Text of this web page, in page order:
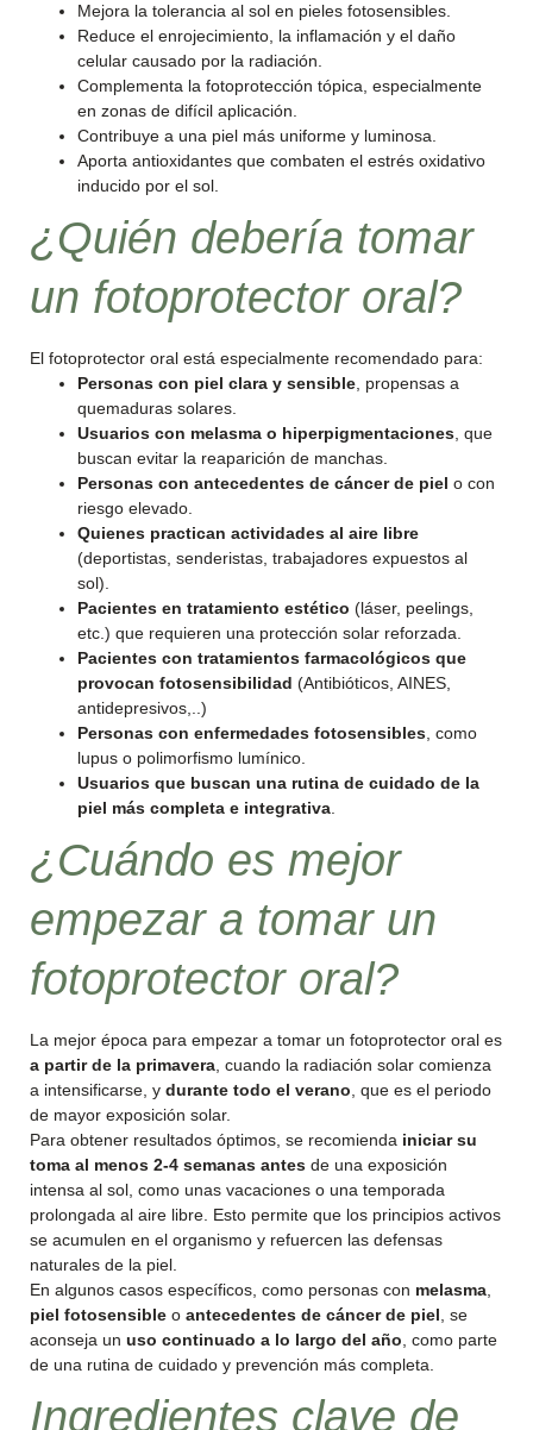
Mejora la tolerancia al sol en pieles fotosensibles.
Reduce el enrojecimiento, la inflamación y el daño
celular causado por la radiación.
Complementa la fotoprotección tópica, especialmente
en zonas de difícil aplicación.
Contribuye a una piel más uniforme y luminosa.
Aporta antioxidantes que combaten el estrés oxidativo
inducido por el sol.
¿Quién debería tomar
un fotoprotector oral?
El fotoprotector oral está especialmente recomendado para:
Personas con piel clara y sensible , propensas a
quemaduras solares.
Usuarios con melasma o hiperpigmentaciones , que
buscan evitar la reaparición de manchas.
Personas con antecedentes de cáncer de piel o con
riesgo elevado.
Quienes practican actividades al aire libre
(deportistas, senderistas, trabajadores expuestos al
sol).
Pacientes en tratamiento estético (láser, peelings,
etc.) que requieren una protección solar reforzada.
Pacientes con tratamientos farmacológicos que
provocan fotosensibilidad (Antibióticos, AINES,
antidepresivos,..)
Personas con enfermedades fotosensibles , como
lupus o polimorfismo lumínico.
Usuarios que buscan una rutina de cuidado de la
piel más completa e integrativa
¿Cuándo es mejor
empezar a tomar un
fotoprotector oral?
La mejor época para empezar a tomar un fotoprotector oral es
a partir de la primavera , cuando la radiación solar comienza
a intensificarse, y durante todo el verano , que es el periodo
de mayor exposición solar.
Para obtener resultados óptimos, se recomienda iniciar su
toma al menos 2-4 semanas antes de una exposición
intensa al sol, como unas vacaciones o una temporada
prolongada al aire libre. Esto permite que los principios activos
se acumulen en el organismo y refuercen las defensas
naturales de la piel.
En algunos casos específicos, como personas con melasma
piel fotosensible o antecedentes de cáncer de piel , se
aconseja un uso continuado a lo largo del año , como parte
de una rutina de cuidado y prevención más completa.
Ingredientes clave de